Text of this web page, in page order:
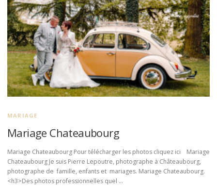
MARIAGE
Mariage Chateaubourg
Mariage Chateaubourg Pour télécharger les photos cliquez ici Mariage
Chateaubourg Je suis Pierre Lepoutre, photographe à Châteaubourg,
photographe de famille, enfants et mariages. Mariage Chateaubourg.
<h3>Des photos professionnelles quel …